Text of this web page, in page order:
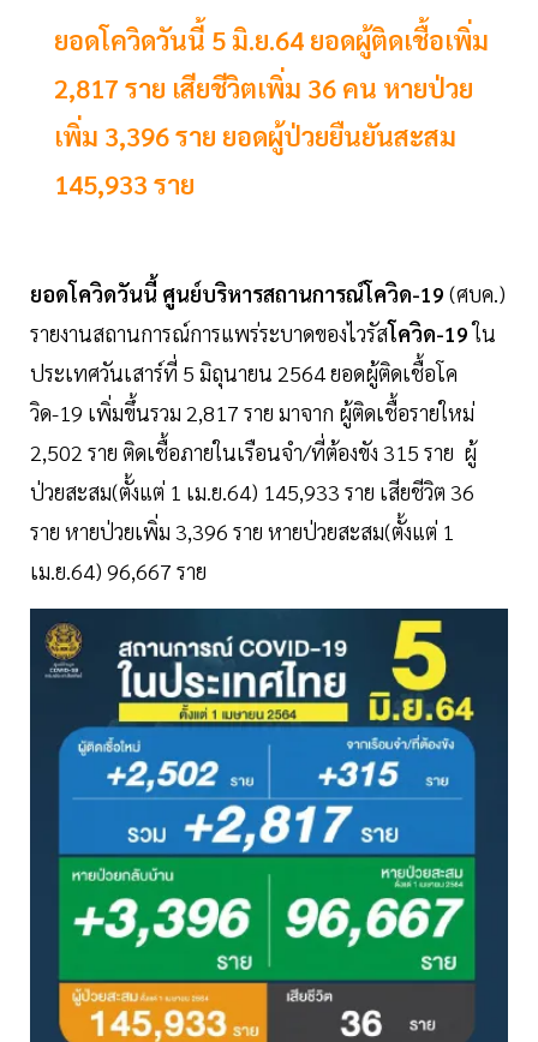
ยอดโควิดวันนี้ 5 มิ.ย.64 ยอดผู้ติดเชื้อเพิ่ม
2,817 ราย เสียชีวิตเพิ่ม 36 คน หายป่วย
เพิ่ม 3,396 ราย ยอดผู้ป่วยยืนยันสะสม
145,933 ราย
ยอดโควิดวันนี้ ศูนย์บริหารสถานการณ์โควิด-19 (ศบค.)
รายงานสถานการณ์การแพร่ระบาดของไวรัสโควิด-19ใน
ประเทศวันเสาร์ที่ 5 มิถุนายน 2564 ยอดผู้ติดเชื้อโค
วิด-19 เพิ่มขึ้นรวม 2,817 ราย มาจาก ผู้ติดเชื้อรายใหม่
2,502 ราย ติดเชื้อภายในเรือนจำ/ที่ต้องขัง 315 ราย ผู้
ป่วยสะสม(ตั้งแต่ 1 เม.ย.64) 145,933 ราย เสียชีวิต 36
ราย หายป่วยเพิ่ม 3,396 ราย หายป่วยสะสม(ตั้งแต่ 1
เม.ย.64) 96,667 ราย